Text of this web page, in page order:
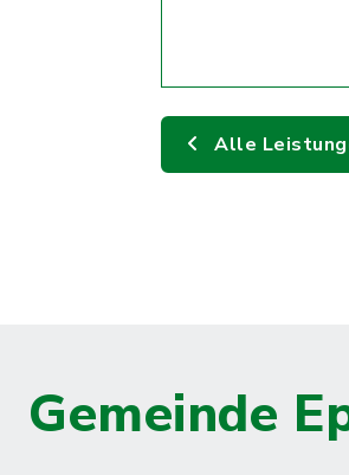
Alle
Gemeinde